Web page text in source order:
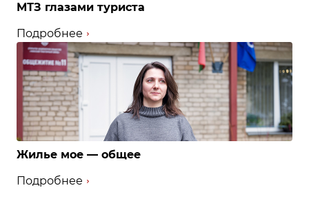
МТЗ глазами туриста
Подробнее
Жилье мое — общее
Подробнее